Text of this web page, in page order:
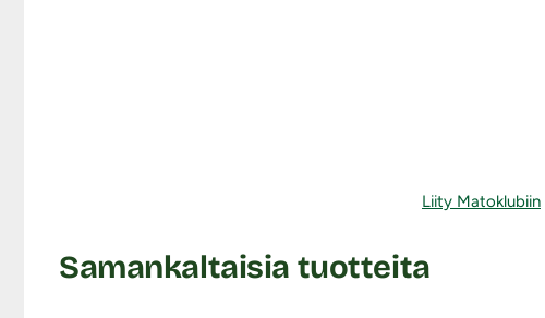
Liity Matoklubiin
Samankaltaisia tuotteita